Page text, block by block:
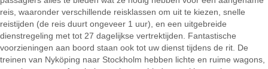
reis, waaronder verschillende reisklassen om uit te kiezen, snelle
reistijden (de reis duurt ongeveer 1 uur), en een uitgebreide
dienstregeling met tot 27 dagelijkse vertrektijden. Fantastische
voorzieningen aan boord staan ook tot uw dienst tijdens de rit. De
treinen van Nyköping naar Stockholm hebben lichte en ruime wagons,